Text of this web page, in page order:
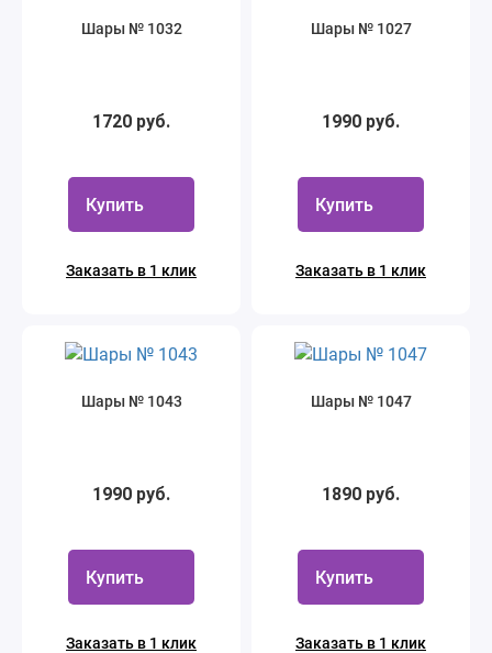
Шары № 1032
1720 руб.
Купить
Заказать в 1 клик
Шары № 1027
1990 руб.
Купить
Заказать в 1 клик
Шары № 1043
1990 руб.
Купить
Заказать в 1 клик
Шары № 1047
1890 руб.
Купить
Заказать в 1 клик